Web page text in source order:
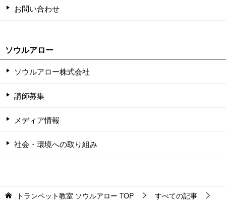
お問い合わせ
ソウルアロー
ソウルアロー株式会社
講師募集
メディア情報
社会・環境への取り組み
トランペット教室 ソウルアロー TOP
すべての記事